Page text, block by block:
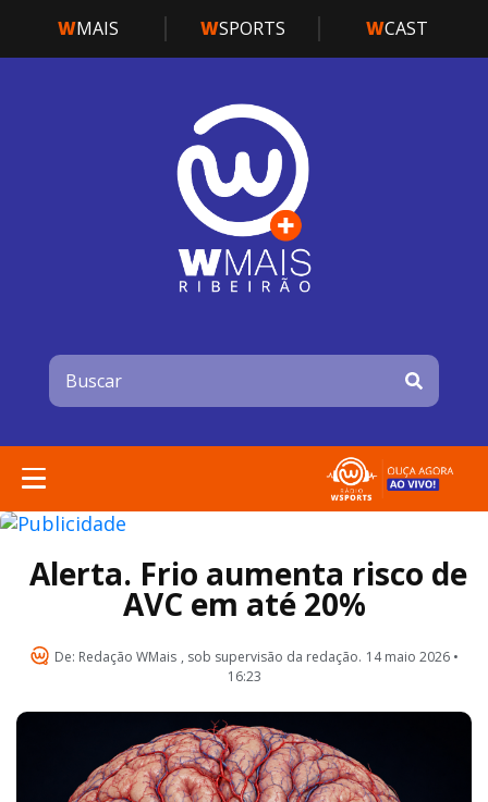
WMAIS WSPORTS WCAST
Alerta. Frio aumenta risco de
AVC em até 20%
De: Redação WMais , sob supervisão da redação. 14 maio 2026 •
16:23